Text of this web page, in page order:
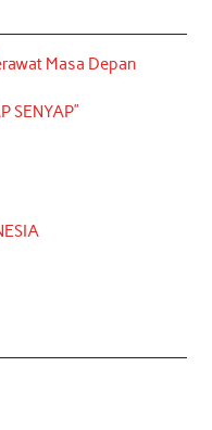
Masa Depan
SENYAP”